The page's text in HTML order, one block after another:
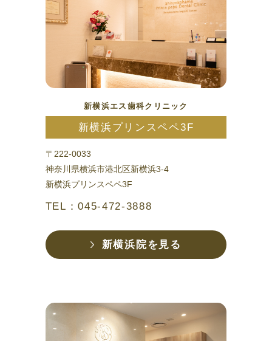
新横浜エス歯科クリニック
新横浜プリンスペペ3F
〒222-0033
神奈川県横浜市港北区新横浜3-4
新横浜プリンスペペ3F
TEL：045-472-3888
新横浜院を見る